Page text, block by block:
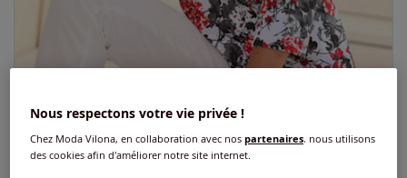
Nous respectons votre vie privée !
Chez Moda Vilona, en collaboration avec nospartenaires, nous utilisons
des cookies afin d'améliorer notre site internet.